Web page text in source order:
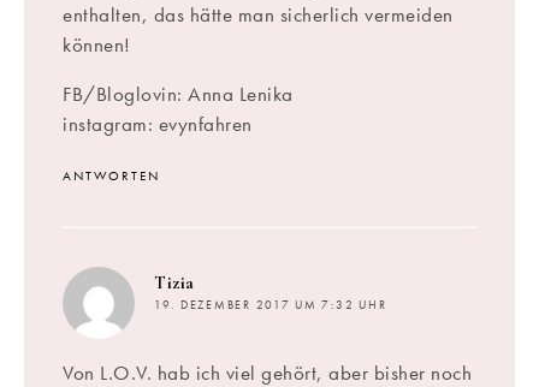
enthalten, das hätte man sicherlich vermeiden
können!
FB/Bloglovin: Anna Lenika
instagram: evynfahren
ANTWORTEN
Tizia
19. DEZEMBER 2017 UM 7:32 UHR
Von L.O.V. hab ich viel gehört, aber bisher noch